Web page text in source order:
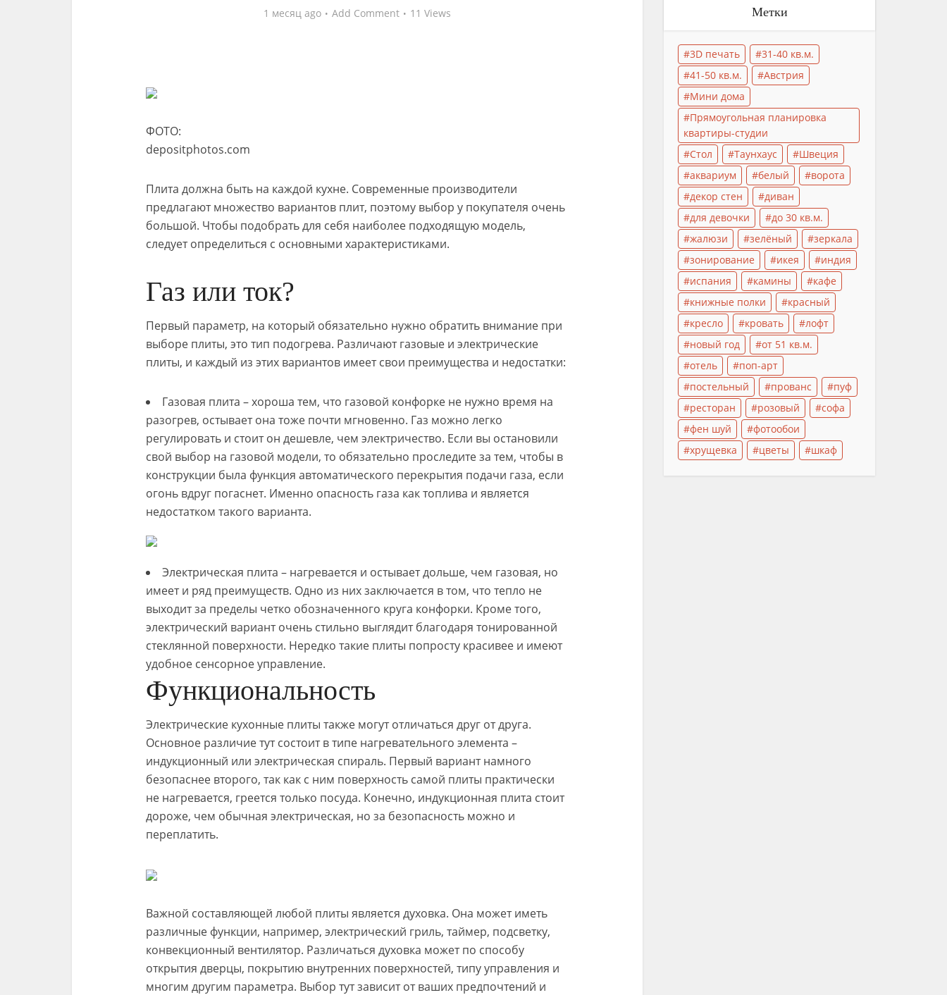
1 месяц ago Add Comment 11 Views
ФОТО:
depositphotos.com
Плита должна быть на каждой кухне. Современные производители
предлагают множество вариантов плит, поэтому выбор у покупателя очень
большой. Чтобы подобрать для себя наиболее подходящую модель,
следует определиться с основными характеристиками.
Газ или ток?
Первый параметр, на который обязательно нужно обратить внимание при
выборе плиты, это тип подогрева. Различают газовые и электрические
плиты, и каждый из этих вариантов имеет свои преимущества и недостатки:
Газовая плита – хороша тем, что газовой конфорке не нужно время на
разогрев, остывает она тоже почти мгновенно. Газ можно легко
регулировать и стоит он дешевле, чем электричество. Если вы остановили
свой выбор на газовой модели, то обязательно проследите за тем, чтобы в
конструкции была функция автоматического перекрытия подачи газа, если
огонь вдруг погаснет. Именно опасность газа как топлива и является
недостатком такого варианта.
Электрическая плита – нагревается и остывает дольше, чем газовая, но
имеет и ряд преимуществ. Одно из них заключается в том, что тепло не
выходит за пределы четко обозначенного круга конфорки. Кроме того,
электрический вариант очень стильно выглядит благодаря тонированной
стеклянной поверхности. Нередко такие плиты попросту красивее и имеют
удобное сенсорное управление.
Функциональность
Электрические кухонные плиты также могут отличаться друг от друга.
Основное различие тут состоит в типе нагревательного элемента –
индукционный или электрическая спираль. Первый вариант намного
безопаснее второго, так как с ним поверхность самой плиты практически
не нагревается, греется только посуда. Конечно, индукционная плита стоит
дороже, чем обычная электрическая, но за безопасность можно и
переплатить.
Важной составляющей любой плиты является духовка. Она может иметь
различные функции, например, электрический гриль, таймер, подсветку,
конвекционный вентилятор. Различаться духовка может по способу
открытия дверцы, покрытию внутренних поверхностей, типу управления и
многим другим параметра. Выбор тут зависит от ваших предпочтений и
Метки
3D печать
31-40 кв.м.
41-50 кв.м.
Австрия
Мини дома
Прямоугольная планировка
квартиры-студии
Стол
Таунхаус
Швеция
аквариум
белый
ворота
декор стен
диван
для девочки
до 30 кв.м.
жалюзи
зелёный
зеркала
зонирование
икея
индия
испания
камины
кафе
книжные полки
красный
кресло
кровать
лофт
новый год
от 51 кв.м.
отель
поп-арт
постельный
прованс
пуф
ресторан
розовый
софа
фен шуй
фотообои
хрущевка
цветы шкаф